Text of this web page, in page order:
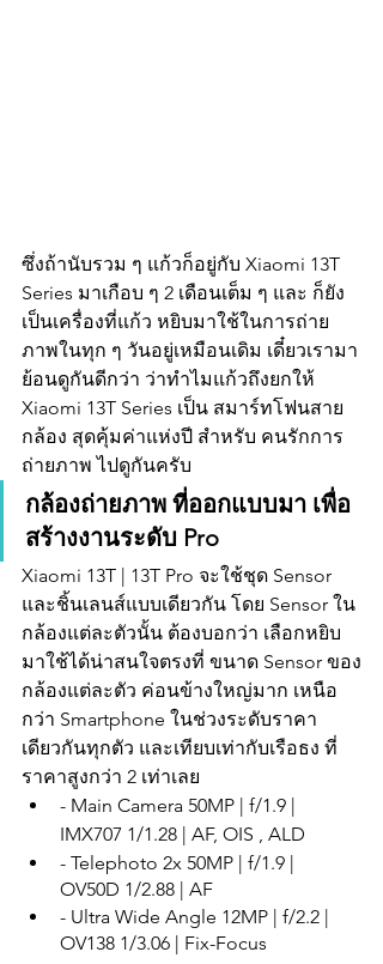
ซึ่งถ้านับรวม ๆ แก้วก็อยู่กับ Xiaomi 13T
Series มาเกือบ ๆ 2 เดือนเต็ม ๆ และ ก็ยัง
เป็นเครื่องที่แก้ว หยิบมาใช้ในการถ่าย
ภาพในทุก ๆ วันอยู่เหมือนเดิม เดี๋ยวเรามา
ย้อนดูกันดีกว่า ว่าทำไมแก้วถึงยกให้
Xiaomi 13T Series เป็น สมาร์ทโฟนสาย
กล้อง สุดคุ้มค่าแห่งปี สำหรับ คนรักการ
ถ่ายภาพ ไปดูกันครับ
กล้องถ่ายภาพ ที่ออกแบบมา เพื่อ
สร้างงานระดับ Pro
Xiaomi 13T | 13T Pro จะใช้ชุด Sensor
และชิ้นเลนส์แบบเดียวกัน โดย Sensor ใน
กล้องแต่ละตัวนั้น ต้องบอกว่า เลือกหยิบ
มาใช้ได้น่าสนใจตรงที่ ขนาด Sensor ของ
กล้องแต่ละตัว ค่อนข้างใหญ่มาก เหนือ
กว่า Smartphone ในช่วงระดับราคา
เดียวกันทุกตัว และเทียบเท่ากับเรือธง ที่
ราคาสูงกว่า 2 เท่าเลย
- Main Camera 50MP | f/1.9 |
IMX707 1/1.28 | AF, OIS , ALD
- Telephoto 2x 50MP | f/1.9 |
OV50D 1/2.88 | AF
- Ultra Wide Angle 12MP | f/2.2 |
OV138 1/3.06 | Fix-Focus